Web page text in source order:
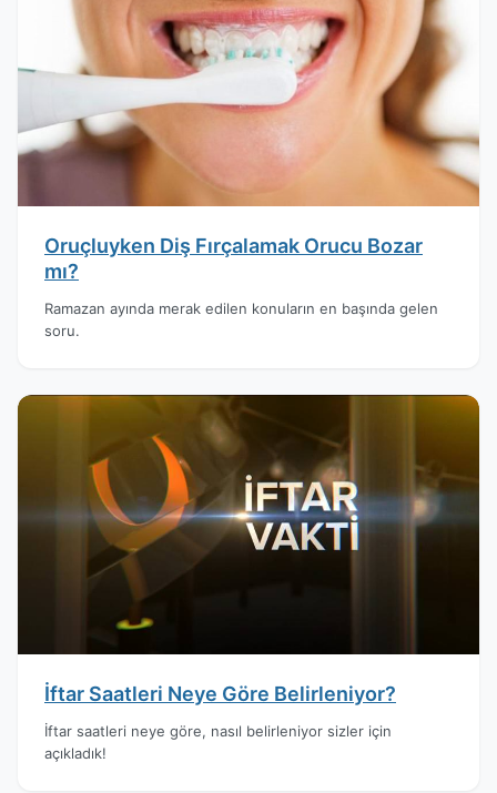
Oruçluyken Diş Fırçalamak Orucu Bozar
mı?
Ramazan ayında merak edilen konuların en başında gelen
soru.
İftar Saatleri Neye Göre Belirleniyor?
İftar saatleri neye göre, nasıl belirleniyor sizler için
açıkladık!